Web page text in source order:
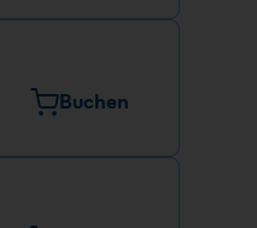
Buchen